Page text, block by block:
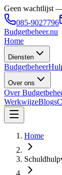
Geen wachtlijst
085-9027796
Budgetbeheer.nu
Home
Diensten
Budgetbeheer
Over ons
Over
WerkwijzeBlogs
Home